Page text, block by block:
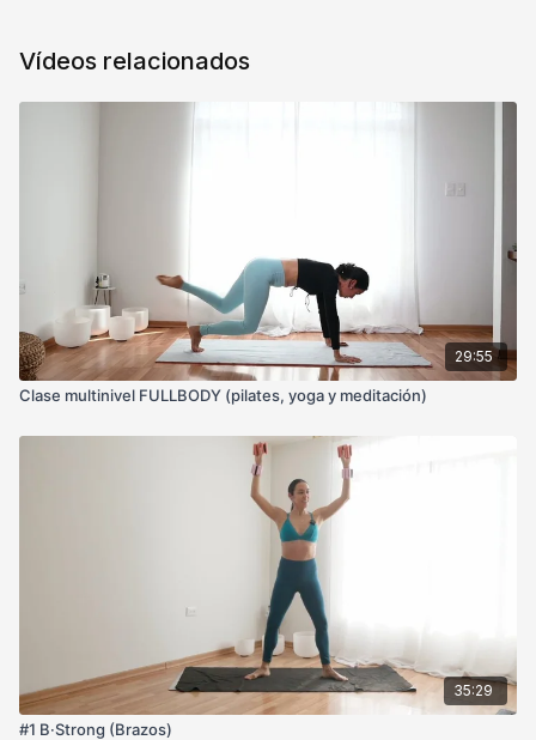
Vídeos relacionados
29:55
Clase multinivel FULLBODY (pilates, yoga y meditación)
35:29
#1 B·Strong (Brazos)